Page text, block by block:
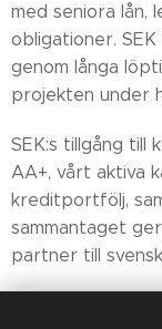
med seniora lån,
obligationer.
genom långa
projekten under
SEK:s tillgång till
AA+, vårt aktiva
kreditportfölj,
sammantaget
partner till